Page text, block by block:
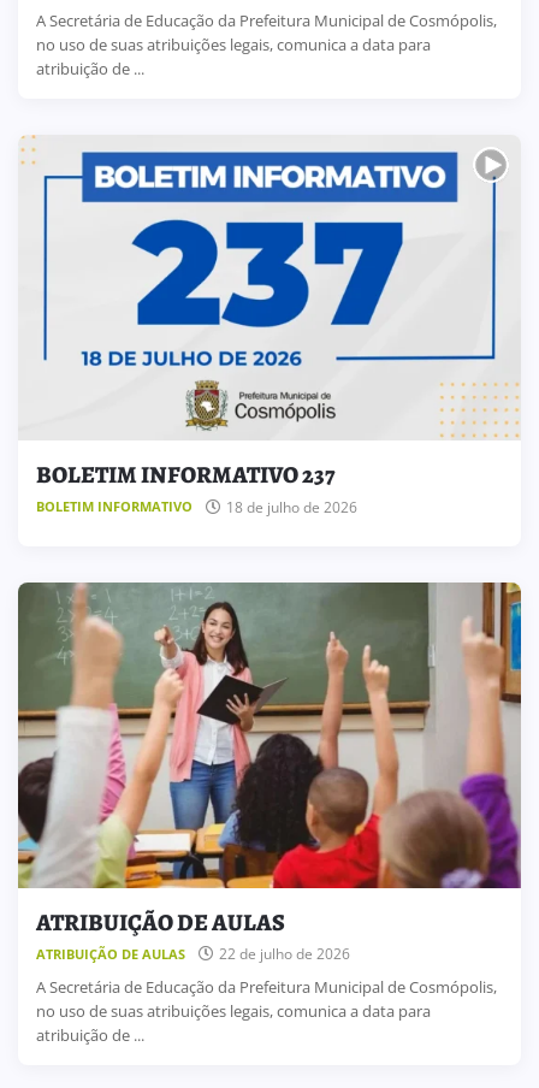
A Secretária de Educação da Prefeitura Municipal de Cosmópolis,
no uso de suas atribuições legais, comunica a data para
atribuição de ...
BOLETIM INFORMATIVO 237
BOLETIM INFORMATIVO 18 de julho de 2026
ATRIBUIÇÃO DE AULAS
ATRIBUIÇÃO DE AULAS 22 de julho de 2026
A Secretária de Educação da Prefeitura Municipal de Cosmópolis,
no uso de suas atribuições legais, comunica a data para
atribuição de ...